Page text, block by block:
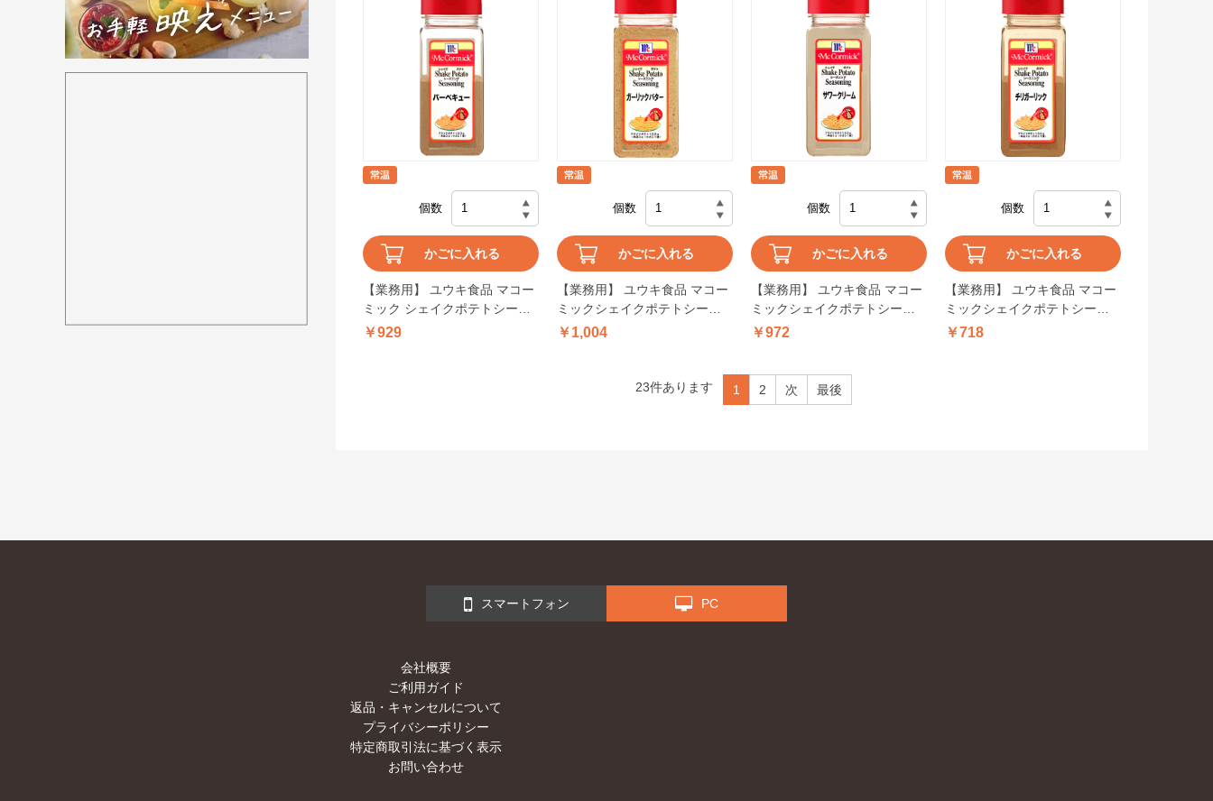
【業務用】 ユウキ食品 マコー
ミック シェイクポテトシーズ
ニングバーベキュー 260g
￥929
個数
かごに入れる
【業務用】 ユウキ食品 マコー
ミックシェイクポテトシーズ
ニングガーリックバター 290g
￥1,004
個数
かごに入れる
【業務用】 ユウキ食品 マコー
ミックシェイクポテトシーズ
ニングサワークリーム 300g
￥972
個数
かごに入れる
【業務用】 ユウキ食品 マコー
ミックシェイクポテトシーズ
ニングチリガーリック 330g
￥718
個数
かごに入れる
23件あります 1 2 次 最後
スマートフォン PC
会社概要
ご利用ガイド
返品・キャンセルについて
プライバシーポリシー
特定商取引法に基づく表示
お問い合わせ